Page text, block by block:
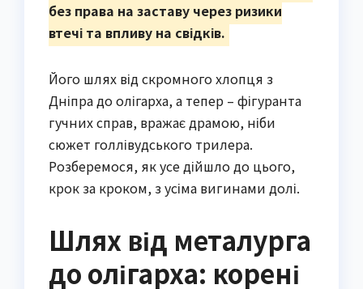
без права на заставу через ризики
втечі та впливу на свідків.
Його шлях від скромного хлопця з
Дніпра до олігарха, а тепер – фігуранта
гучних справ, вражає драмою, ніби
сюжет голлівудського трилера.
Розберемося, як усе дійшло до цього,
крок за кроком, з усіма вигинами долі.
Шлях від металурга
до олігарха: корені